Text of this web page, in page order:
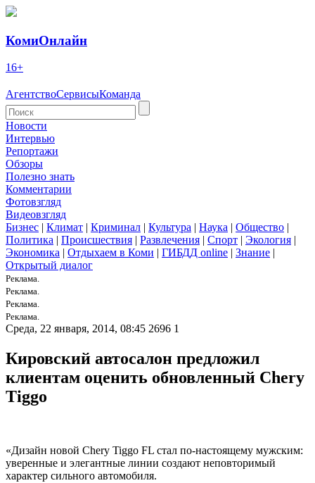
КомиОнлайн
16+
АгентствоСервисыКоманда
Новости
Интервью
Репортажи
Обзоры
Полезно знать
Комментарии
Фотовзгляд
Видеовзгляд
Бизнес | Климат | Криминал | Культура | Наука | Общество |
Политика | Происшествия | Развлечения | Спорт | Экология |
Экономика | Отдыхаем в Коми | ГИБДД online | Знание |
Открытый диалог
Реклама.
Реклама.
Реклама.
Реклама.
Среда, 22 января, 2014, 08:45 2696 1
Кировский автосалон предложил
клиентам оценить обновленный Chery
Tiggo
«Дизайн новой Chery Tiggo FL стал по-настоящему мужским:
уверенные и элегантные линии создают неповторимый
характер сильного автомобиля.